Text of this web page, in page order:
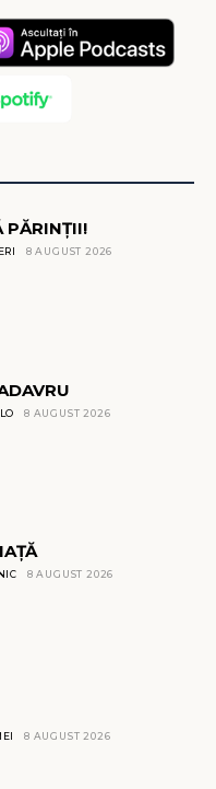
PĂRINȚII!
8 AUGUST 2026
8 AUGUST 2026
8 AUGUST 2026
8 AUGUST 2026